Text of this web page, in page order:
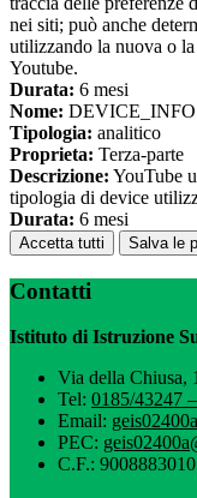
nei siti; può anche
utilizzando la nuova o
Youtube.
Durata: 6 mesi
Nome: DEVICE_INFO
Tipologia: analitico
Proprieta: Terza-parte
Descrizione: YouTube
tipologia di device
Durata: 6 mesi
Accetta tutti Salva le
Contatti
Istituto di Istruzione
Via della Chiusa,
Tel: 0185/43247
Email:
PEC:
C.F.: